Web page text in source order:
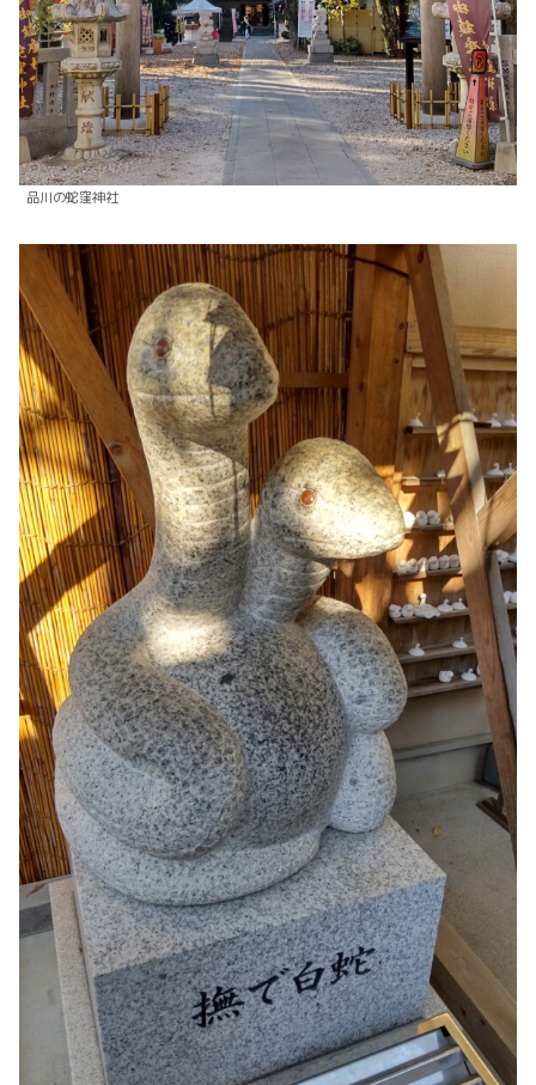
品川の蛇窪神社